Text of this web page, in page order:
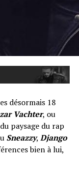
désormais 18
Vachter, ou
paysage du rap
Sneazzy, Django
bien à lui,